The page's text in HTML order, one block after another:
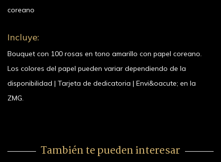
coreano
Incluye:
Bouquet con 100 rosas en tono amarillo con papel coreano.
Los colores del papel pueden variar dependiendo de la
disponibilidad | Tarjeta de dedicatoria | Envi&oacute; en la
ZMG.
También te pueden interesar